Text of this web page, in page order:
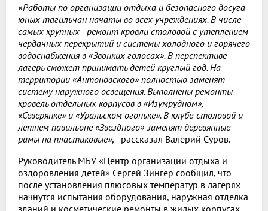
«Работы по организации отдыха и безопасного досуга
юных тагильчан начаты во всех учреждениях. В числе
самых крупных - ремонт кровли столовой с утеплением
чердачных перекрытий и системы холодного и горячего
водоснабжения в «Звонких голосах». В перспективе
лагерь сможет принимать детей круглый год. На
территории «Антоновского» полностью заменят
систему наружного освещения. Выполнены ремонты
кровель отдельных корпусов в «Изумрудном»,
«Северянке» и «Уральском огоньке». В клубе-столовой и
летнем павильоне «Звездного» заменят деревянные
рамы на пластиковые», - рассказал Валерий Суров.
Руководитель МБУ «Центр организации отдыха и
оздоровления детей» Сергей Зингер сообщил, что
после установления плюсовых температур в лагерях
начнутся испытания оборудования, наружная отделка
зданий и косметические ремонты в жилых корпусах.